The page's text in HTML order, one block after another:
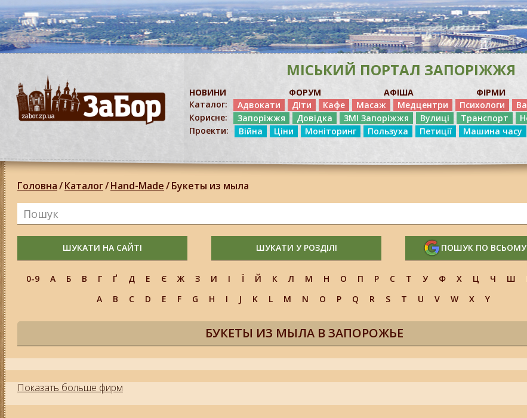
МІСЬКИЙ ПОРТАЛ ЗАПОРІЖЖЯ
НОВИНИ ФОРУМ АФІША ФІРМИ
Каталог:
Адвокати Діти Кафе Масаж Медцентри Психологи
Корисне:
Запоріжжя Довідка ЗМІ Запоріжжя Вулиці Транспорт
Проекти:
Війна Ціни Моніторинг Пользуха Петиції Машина часу
Головна/Каталог/Hand-Made/Букеты из мыла
ШУКАТИ НА САЙТІ ШУКАТИ У РОЗДІЛІ ПОШУК ПО
0-9 А Б В Г Ґ Д Е Є Ж З И І Ї Й К Л М Н О П Р С Т У Ф Х Ц Ч Ш
A
B C D E F G H I J K L M N O P Q R S T U V W X Y
БУКЕТЫ ИЗ МЫЛА В ЗАПОРОЖЬЕ
Показать больше фирм